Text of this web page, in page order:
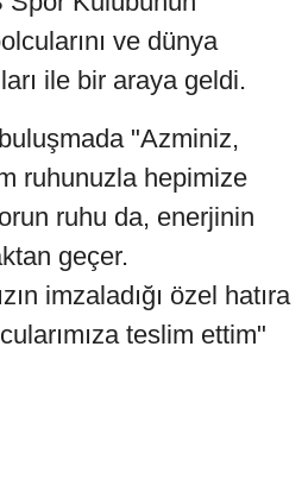
ve dünya
ile bir araya geldi.
"Azminiz,
ruhunuzla hepimize
ruhu da, enerjinin
geçer.
imzaladığı özel hatıra
teslim ettim"